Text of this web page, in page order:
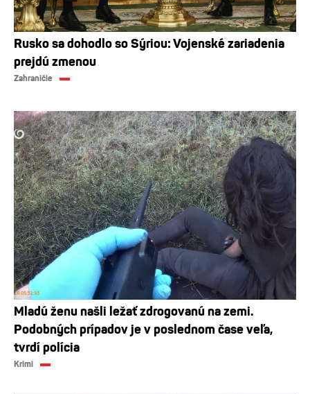
Rusko sa dohodlo so Sýriou: Vojenské zariadenia
prejdú zmenou
Zahraničie
Mladú ženu našli ležať zdrogovanú na zemi.
Podobných prípadov je v poslednom čase veľa,
tvrdí polícia
Krimi